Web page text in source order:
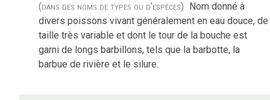
(dans des noms de types ou d’espèces) Nom donné à
divers poissons vivant généralement en eau douce, de
taille très variable et dont le tour de la bouche est
garni de longs barbillons, tels que la barbotte, la
barbue de rivière et le silure.